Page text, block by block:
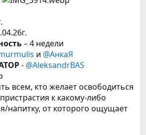
– 4 недели
и @АнкаЯ
- @AleksandrBАS
всем, кто желает освободиться
к какому-либо
напитку, от которого ощущает